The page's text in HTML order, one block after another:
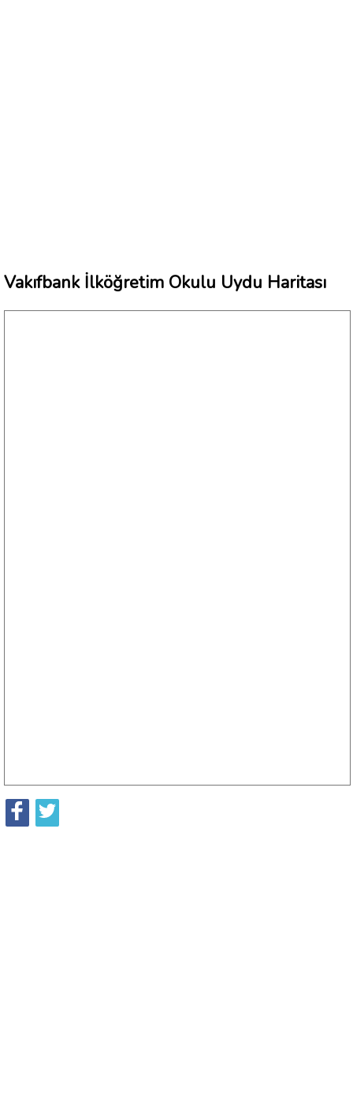
Vakıfbank İlköğretim Okulu Uydu Haritası